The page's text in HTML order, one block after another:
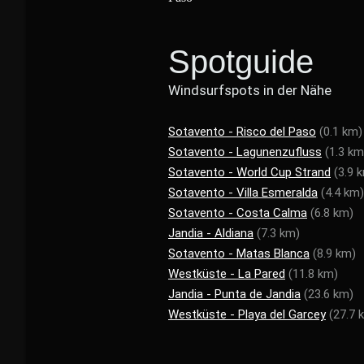
Spotguide
Windsurfspots in der Nähe
Sotavento - Risco del Paso (0.1 km)
Sotavento - Lagunenzufluss (1.3
Sotavento - World Cup Strand (3.9
Sotavento - Villa Esmeralda (4.4 km)
Sotavento - Costa Calma (6.8 km)
Jandia - Aldiana (7.3 km)
Sotavento - Matas Blanca (8.9 km)
Westküste - La Pared (11.8 km)
Jandia - Punta de Jandia (23.6 km)
Westküste - Playa del Garcey (27.7